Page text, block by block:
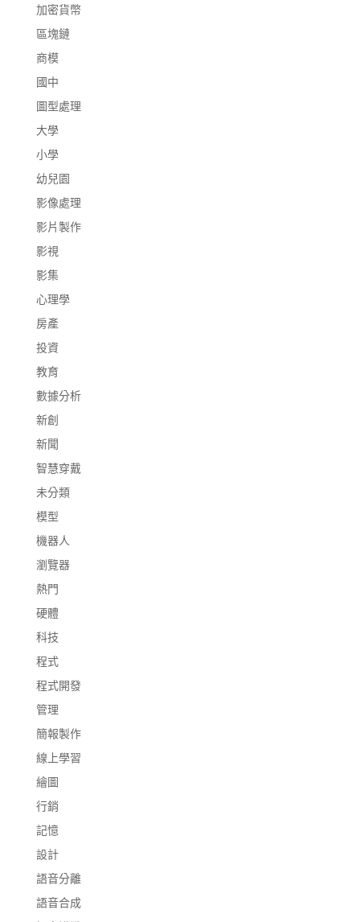
加密貨幣
區塊鏈
商模
國中
圖型處理
大學
小學
幼兒園
影像處理
影片製作
影視
影集
心理學
房產
投資
教育
數據分析
新創
新聞
智慧穿戴
未分類
模型
機器人
瀏覽器
熱門
硬體
科技
程式
程式開發
管理
簡報製作
線上學習
繪圖
行銷
記憶
設計
語音分離
語音合成